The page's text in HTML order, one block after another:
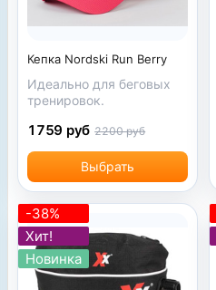
Кепка Nordski Run Berry
Идеально для беговых
тренировок.
Выбрать
1759 руб 2200 руб
-38%
Хит!
Новинка